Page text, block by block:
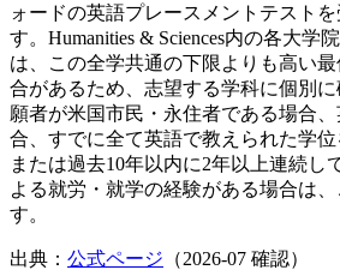
ォードの英語プレースメントテスト
す。Humanities & Sciences内の各大学
は、この全学共通の下限よりも高い
合があるため、志望する学科に個別
願者が米国市民・永住者である場合
合、すでに全て英語で教えられた学位
または過去10年以内に2年以上連続し
よる就労・就学の経験がある場合は
す。
出典： 公式ページ （2026-07 確認）